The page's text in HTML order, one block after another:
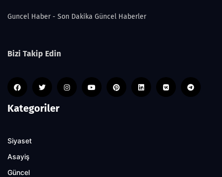
Guncel Haber - Son Dakika Güncel Haberler
Bizi Takip Edin
Kategoriler
Siyaset
Asayiş
Güncel